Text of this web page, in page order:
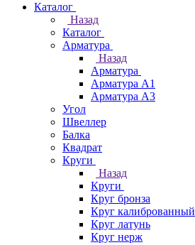
Каталог
Назад
Каталог
Арматура
Назад
Арматура
Арматура А1
Арматура А3
Угол
Швеллер
Балка
Квадрат
Круги
Назад
Круги
Круг бронза
Круг калиброванный
Круг латунь
Круг нерж